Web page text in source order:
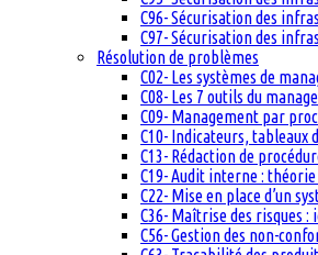
C96- Sécurisation des
C97- Sécurisation des
Résolution de problèmes
C02- Les systèmes de
C08- Les 7 outils du
C09- Management par
C10- Indicateurs, tableaux
C13- Rédaction de
C19- Audit interne :
C22- Mise en place d’un
C36- Maîtrise des risques
C56- Gestion des non-